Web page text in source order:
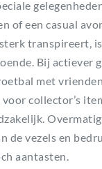
of een casual
transpireert,
Bij actiever
met
collector’s
Overmatig
de vezels en
aantasten.